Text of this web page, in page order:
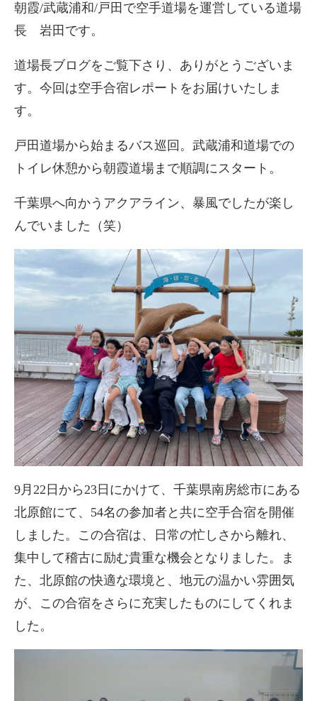
朝霞/武蔵浦和/戸田で空手道場を運営している道場
長 岩田です。
道場長ブログをご覧下さり、ありがとうございま
す。今回は空手合宿レポートをお届けいたしま
す。
戸田道場から始まるバス巡回。武蔵浦和道場での
トイレ休憩から朝霞道場まで順調にスタート。
千葉県へ向かうアクアライン、暴風でしたが楽し
んでいました（笑）
9月22日から23日にかけて、千葉県南房総市にある
北原館にて、54名の参加者と共に空手合宿を開催
しました。この合宿は、日常の忙しさから離れ、
集中して稽古に励む貴重な機会となりました。ま
た、北原館の快適な環境と、地元の温かい雰囲気
が、この合宿をさらに充実したものにしてくれま
した。